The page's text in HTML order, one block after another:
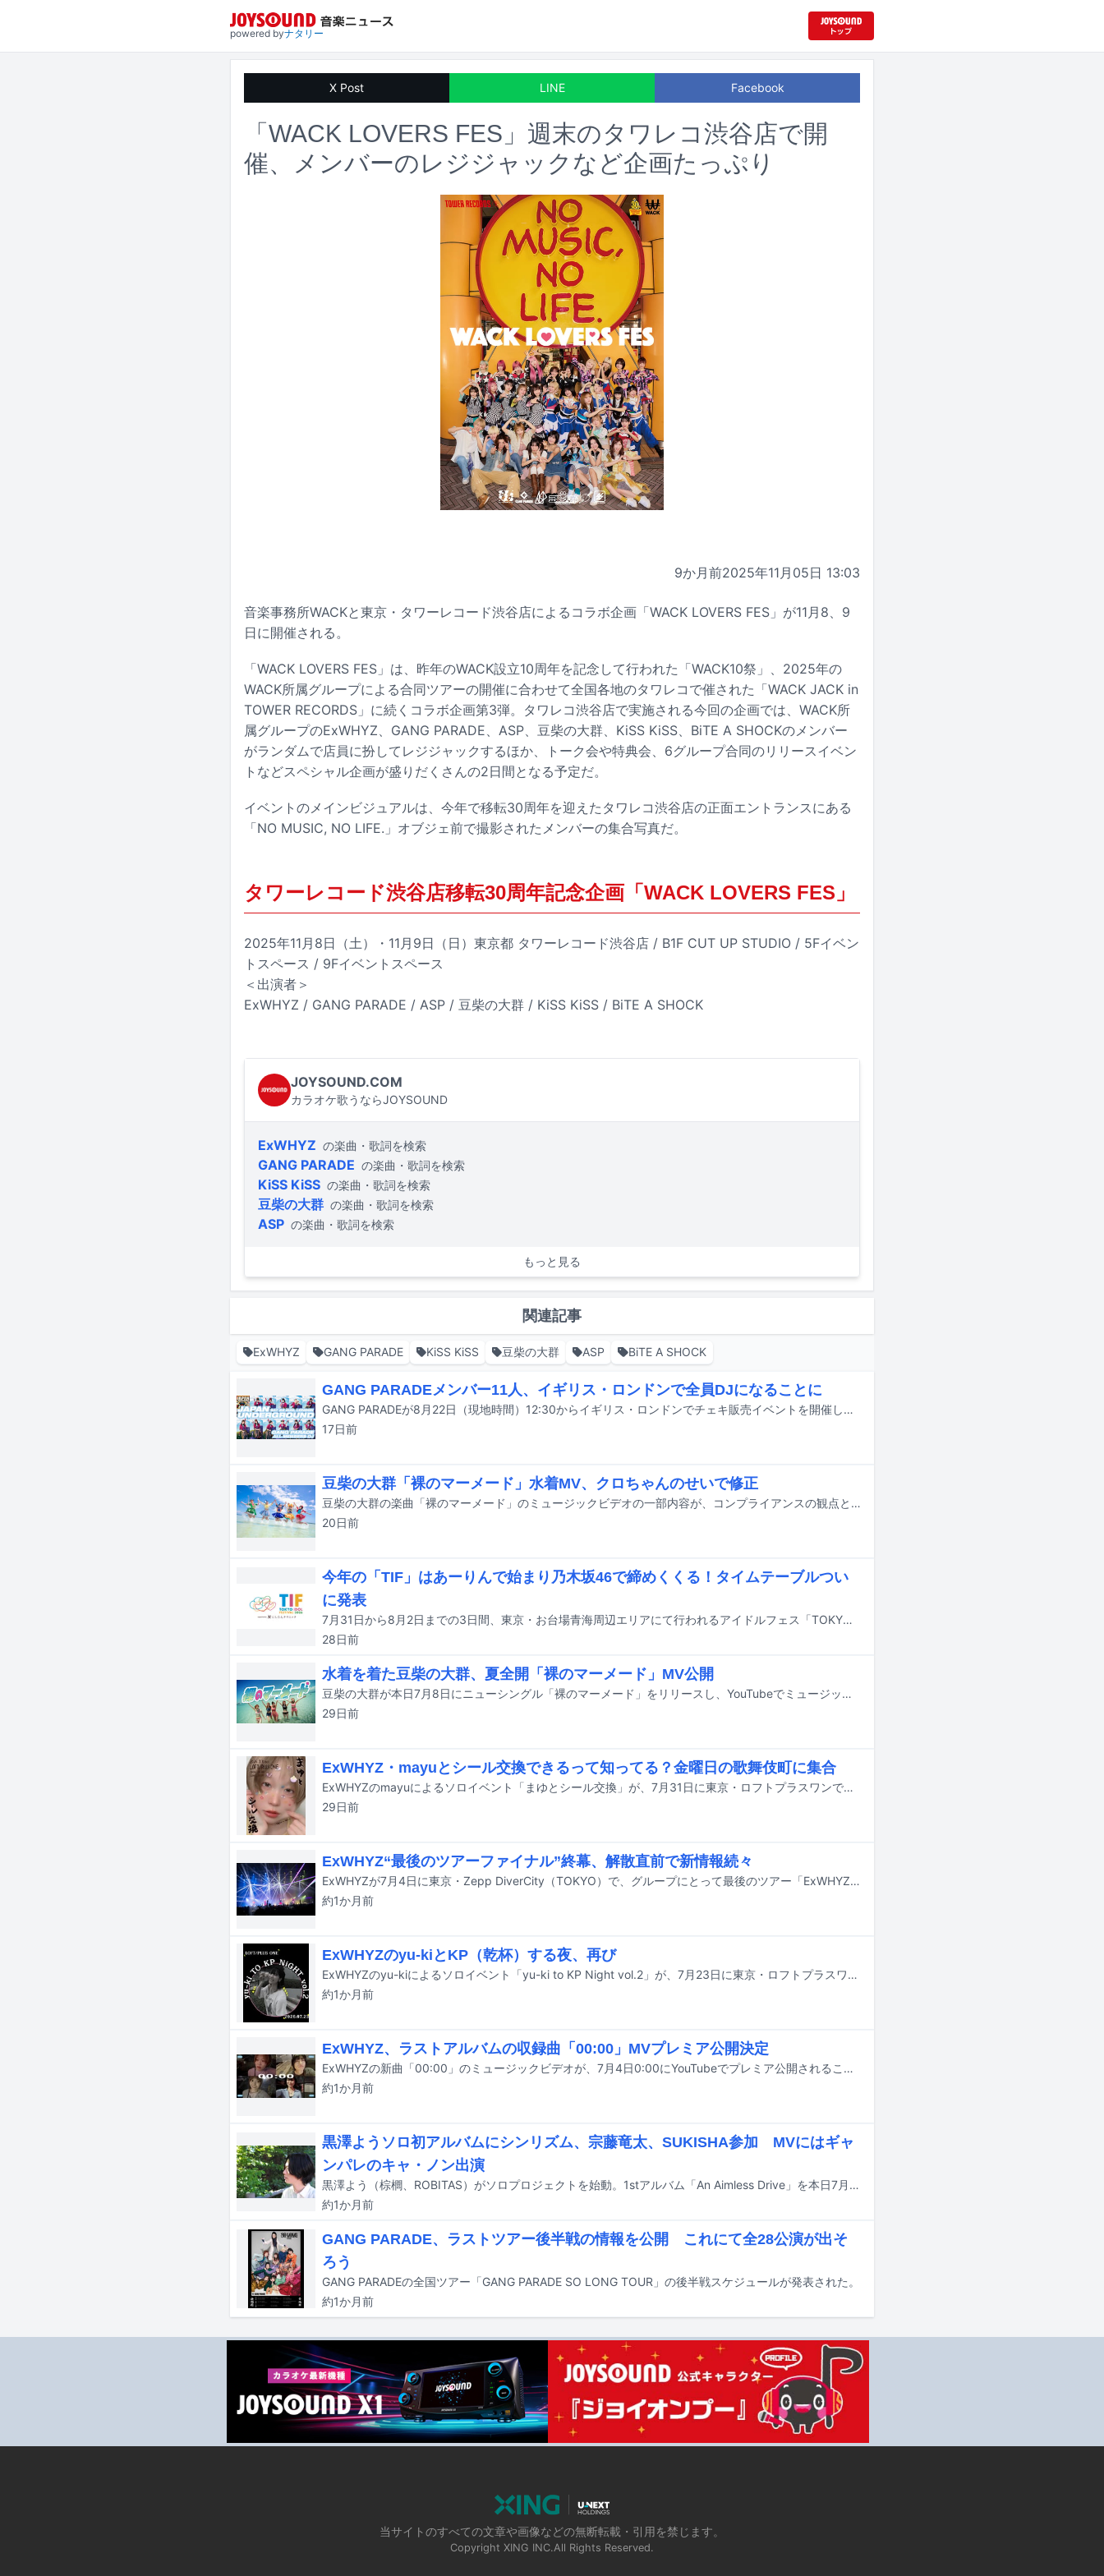
powered byナタリー
X Post LINE Facebook
「WACK LOVERS FES」週末のタワレコ渋谷店で開
催、メンバーのレジジャックなど企画たっぷり
9か月前2025年11月05日 13:03
音楽事務所WACKと東京・タワーレコード渋谷店によるコラボ企画「WACK LOVERS FES」が11月8、9
日に開催される。
「WACK LOVERS FES」は、昨年のWACK設立10周年を記念して行われた「WACK10祭」、2025年の
WACK所属グループによる合同ツアーの開催に合わせて全国各地のタワレコで催された「WACK JACK in
TOWER RECORDS」に続くコラボ企画第3弾。タワレコ渋谷店で実施される今回の企画では、WACK所
属グループのExWHYZ、GANG PARADE、ASP、豆柴の大群、KiSS KiSS、BiTE A SHOCKのメンバー
がランダムで店員に扮してレジジャックするほか、トーク会や特典会、6グループ合同のリリースイベン
トなどスペシャル企画が盛りだくさんの2日間となる予定だ。
イベントのメインビジュアルは、今年で移転30周年を迎えたタワレコ渋谷店の正面エントランスにある
「NO MUSIC, NO LIFE.」オブジェ前で撮影されたメンバーの集合写真だ。
タワーレコード渋谷店移転30周年記念企画「WACK LOVERS FES」
2025年11月8日（土）・11月9日（日）東京都 タワーレコード渋谷店 / B1F CUT UP STUDIO / 5Fイベン
トスペース / 9Fイベントスペース
＜出演者＞
ExWHYZ / GANG PARADE / ASP / 豆柴の大群 / KiSS KiSS / BiTE A SHOCK
JOYSOUND.COM
カラオケ歌うならJOYSOUND
ExWHYZ の楽曲・歌詞を検索
GANG PARADE の楽曲・歌詞を検索
KiSS KiSS の楽曲・歌詞を検索
豆柴の大群 の楽曲・歌詞を検索
ASP の楽曲・歌詞を検索
もっと見る
関連記事
ExWHYZ GANG PARADE KiSS KiSS 豆柴の大群 ASP BiTE A SHOCK
GANG PARADEメンバー11人、イギリス・ロンドンで全員DJになることに
GANG PARADEが8月22日（現地時間）12:30からイギリス・ロンドンでチェキ販売イベントを開催し、19:00にスタートするライブイベント「Japan Underground」にDJとして出演することが発表された。
17日前
豆柴の大群「裸のマーメード」水着MV、クロちゃんのせいで修正
豆柴の大群の楽曲「裸のマーメード」のミュージックビデオの一部内容が、コンプライアンスの観点と青少年への影響を考慮して修正された。
20日前
今年の「TIF」はあーりんで始まり乃木坂46で締めくくる！タイムテーブルつい
に発表
7月31日から8月2日までの3日間、東京・お台場青海周辺エリアにて行われるアイドルフェス「TOKYO IDOL FESTIVAL 2026 supported by にしたんクリニック」のタイムテーブルが発表された。
28日前
水着を着た豆柴の大群、夏全開「裸のマーメード」MV公開
豆柴の大群が本日7月8日にニューシングル「裸のマーメード」をリリースし、YouTubeでミュージックビデオを公開した。
29日前
ExWHYZ・mayuとシール交換できるって知ってる？金曜日の歌舞伎町に集合
ExWHYZのmayuによるソロイベント「まゆとシール交換」が、7月31日に東京・ロフトプラスワンで開催される。
29日前
ExWHYZ“最後のツアーファイナル”終幕、解散直前で新情報続々
ExWHYZが7月4日に東京・Zepp DiverCity（TOKYO）で、グループにとって最後のツアー「ExWHYZ LAST TOUR ‘DANCE YOUR DANCE’」のファイナルを開催した。
約1か月前
ExWHYZのyu-kiとKP（乾杯）する夜、再び
ExWHYZのyu-kiによるソロイベント「yu-ki to KP Night vol.2」が、7月23日に東京・ロフトプラスワンで開催されることが決定した。
約1か月前
ExWHYZ、ラストアルバムの収録曲「00:00」MVプレミア公開決定
ExWHYZの新曲「00:00」のミュージックビデオが、7月4日0:00にYouTubeでプレミア公開されることが決定した。
約1か月前
黒澤ようソロ初アルバムにシンリズム、宗藤竜太、SUKISHA参加 MVにはギャ
ンパレのキャ・ノン出演
黒澤よう（棕櫚、ROBITAS）がソロプロジェクトを始動。1stアルバム「An Aimless Drive」を本日7月1日に配信リリースした。
約1か月前
GANG PARADE、ラストツアー後半戦の情報を公開 これにて全28公演が出そ
ろう
GANG PARADEの全国ツアー「GANG PARADE SO LONG TOUR」の後半戦スケジュールが発表された。
約1か月前
当サイトのすべての文章や画像などの無断転載・引用を禁じます。
Copyright XING INC.All Rights Reserved.